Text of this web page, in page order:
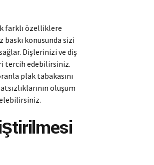
farklı özelliklere
konusunda sizi
Dişlerinizi ve diş
tercih edebilirsiniz.
plak tabakasını
oluşum